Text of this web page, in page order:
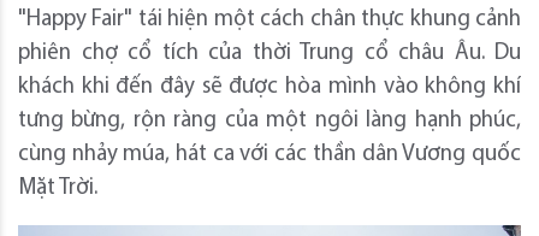
"Happy Fair" tái hiện một cách chân thực khung cảnh
phiên chợ cổ tích của thời Trung cổ châu Âu. Du
khách khi đến đây sẽ được hòa mình vào không khí
tưng bừng, rộn ràng của một ngôi làng hạnh phúc,
cùng nhảy múa, hát ca với các thần dân Vương quốc
Mặt Trời.